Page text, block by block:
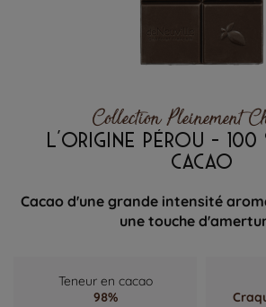
Collection Pleinement
L'ORIGINE PÉROU - 100
CACAO
Cacao d'une grande intensité
une touche
Teneur en cacao
98%